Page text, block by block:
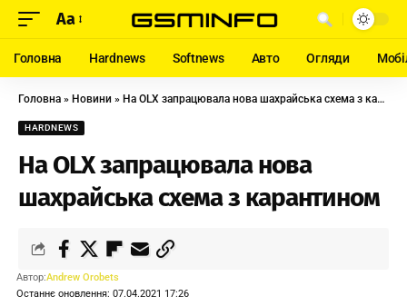
Aa
Головна Hardnews Softnews Авто Огляди
Головна » Новини » На OLX запрацювала нова шахрайська схема з карантином
HARDNEWS
На OLX запрацювала нова
шахрайська схема з карантином
Останнє оновлення: 07.04.2021 17:26
Автор:Andrew Orobets